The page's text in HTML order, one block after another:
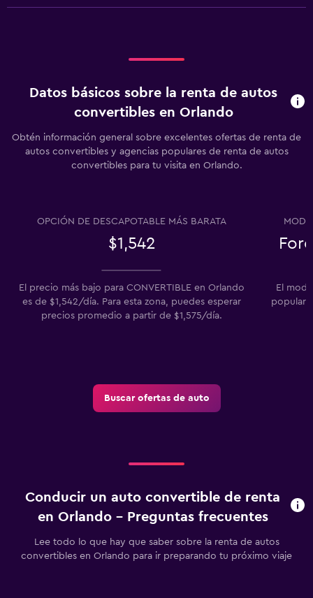
Datos básicos sobre la renta de autos
convertibles en Orlando
Obtén información general sobre excelentes ofertas de renta de
autos convertibles y agencias populares de renta de autos
convertibles para tu visita en Orlando.
OPCIÓN DE DESCAPOTABLE MÁS BARATA
$1,542
El precio más bajo para CONVERTIBLE en Orlando
es de $1,542/día. Para esta zona, puedes esperar
precios promedio a partir de $1,575/día.
El
popular
Buscar ofertas de auto
Conducir un auto convertible de renta
en Orlando - Preguntas frecuentes
Lee todo lo que hay que saber sobre la renta de autos
convertibles en Orlando para ir preparando tu próximo viaje